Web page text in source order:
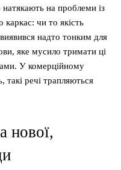
на проблеми із
чи то якість
надто тонким для
яке мусило тримати ці
У комерційному
такі речі трапляються
нової,